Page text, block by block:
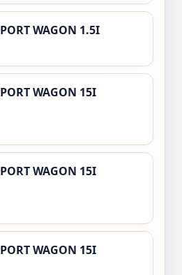
WAGON 1.5I
WAGON 15I
WAGON 15I
WAGON 15I